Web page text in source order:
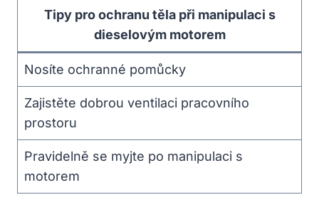
Tipy pro ochranu těla při manipulaci s
dieselovým motorem
Nosíte ochranné pomůcky
Zajistěte dobrou ventilaci pracovního
prostoru
Pravidelně se myjte po manipulaci s
motorem